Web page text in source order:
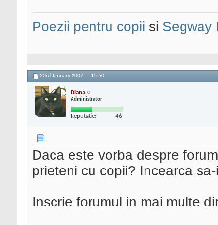
Poezii pentru copii si Segway
23rd January 2007, 15:50
Diana
Administrator
Reputatie: 46
Daca este vorba despre
prieteni cu copii? Incearca
Inscrie forumul in mai multe